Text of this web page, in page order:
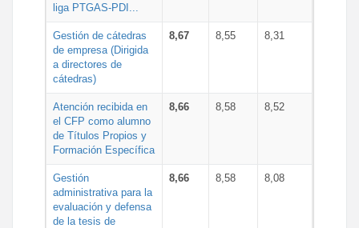
liga PTGAS-PDI...
Gestión de cátedras
de empresa (Dirigida
a directores de
cátedras)
8,67 8,55 8,31
Atención recibida en
el CFP como alumno
de Títulos Propios y
Formación Específica
8,66 8,58 8,52
Gestión
administrativa para la
evaluación y defensa
de la tesis de
8,66 8,58 8,08